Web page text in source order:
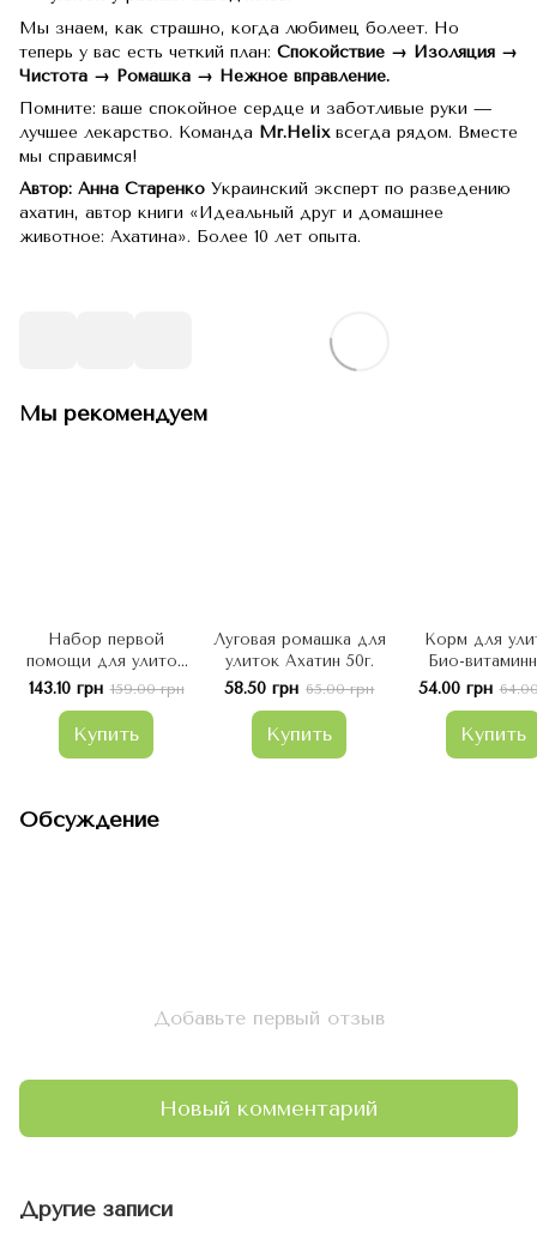
Мы знаем, как страшно, когда любимец болеет. Но
теперь у вас есть четкий план: Спокойствие → Изоляция →
Чистота → Ромашка → Нежное вправление.
Помните: ваше спокойное сердце и заботливые руки —
лучшее лекарство. Команда Mr.Helixвсегда рядом. Вместе
мы справимся!
Автор: Анна Старенко Украинский эксперт по разведению
ахатин, автор книги «Идеальный друг и домашнее
животное: Ахатина». Более 10 лет опыта.
Мы рекомендуем
Набор первой
помощи для улиток
Ахатин Mr.Helix
143.10 грн 159.00 грн
Купить
Луговая ромашка для
улиток Ахатин 50г.
58.50 грн 65.00 грн
Купить
Корм для
Био-
комплекс
улиток
архахатин,
54.00 грн
Купить
Обсуждение
Добавьте первый отзыв
Новый комментарий
Другие записи